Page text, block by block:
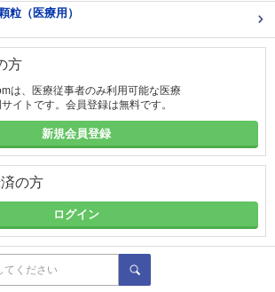
粒（医療用）
方
は、医療従事者のみ利用可能な医療
イトです。会員登録は無料です。
新規会員登録
の方
ログイン